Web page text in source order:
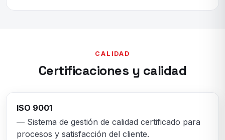
CALIDAD
Certificaciones y calidad
ISO 9001
— Sistema de gestión de calidad certificado para
procesos y satisfacción del cliente.